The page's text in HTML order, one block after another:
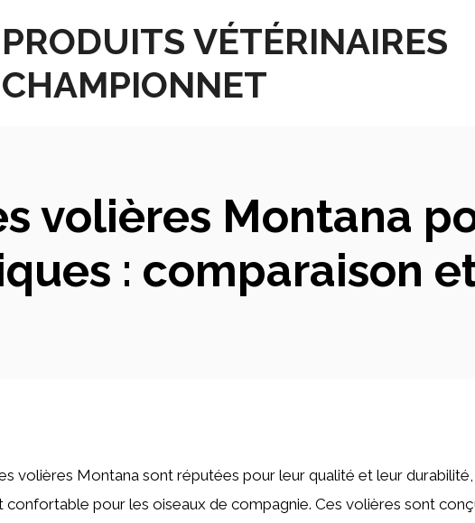
PRODUITS VÉTÉRINAIRES
CHAMPIONNET
volières Montana
: comparaison
volières Montana sont réputées pour leur qualité et leur
confortable pour les oiseaux de compagnie. Ces volières sont